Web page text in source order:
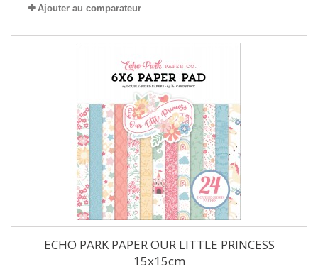
Ajouter au comparateur
ECHO PARK PAPER OUR LITTLE PRINCESS
15x15cm